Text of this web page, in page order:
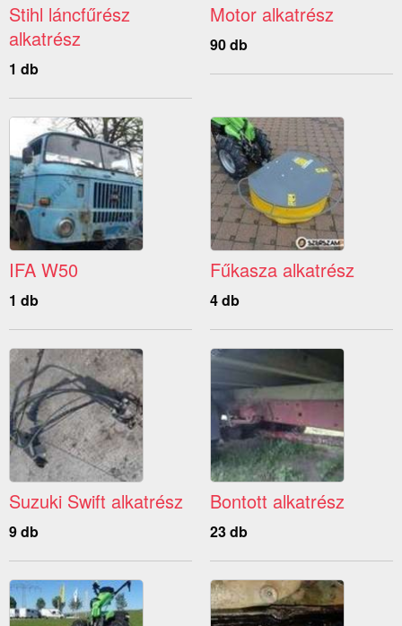
Stihl láncfűrész
alkatrész
1 db
Motor alkatrész
90 db
IFA W50
1 db
Fűkasza alkatrész
4 db
Suzuki Swift alkatrész
9 db
Bontott alkatrész
23 db